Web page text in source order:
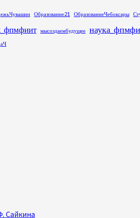
Образование21 ОбразованиеЧебоксары
мысоздаембудущее
Сайкина